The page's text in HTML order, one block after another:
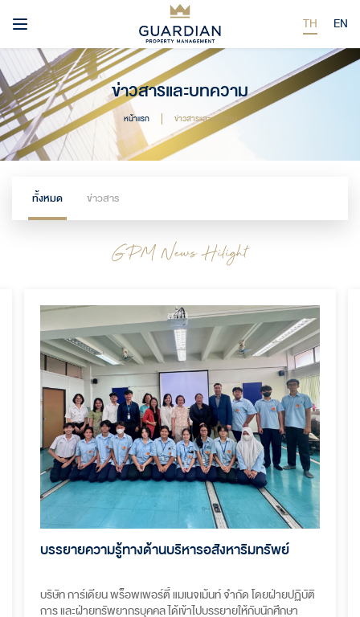
TH EN
ข่าวสารและบทความ
หน้าแรก ข่าวสารและบทความ
ทั้งหมด ข่าวสาร
GPM News Hilight
บรรยายความรู้ทางด้านบริหารอสังหาริมทรัพย์
บริษัท การ์เดียน พร็อพเพอร์ตี้ แมเนจเม้นท์ จำกัด โดยฝ่ายปฏิบัติ
การ และฝ่ายทรัพยากรบุคคล ได้เข้าไปบรรยายให้กับนักศึกษา